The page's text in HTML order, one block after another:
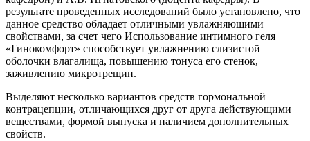
результате проведенных исследований было установлено, что
данное средство обладает отличными увлажняющими
свойствами, за счет чего Использование интимного геля
«Гинокомфорт» способствует увлажнению слизистой
оболочки влагалища, повышению тонуса его стенок,
заживлению микротрещин.
Выделяют несколько вариантов средств гормональной
контрацепции, отличающихся друг от друга действующими
веществами, формой выпуска и наличием дополнительных
свойств.